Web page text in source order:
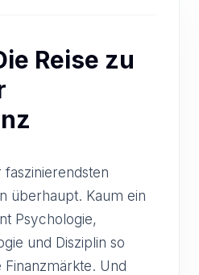
Reise zu
faszinierendsten
überhaupt. Kaum ein
Psychologie,
und Disziplin so
Und